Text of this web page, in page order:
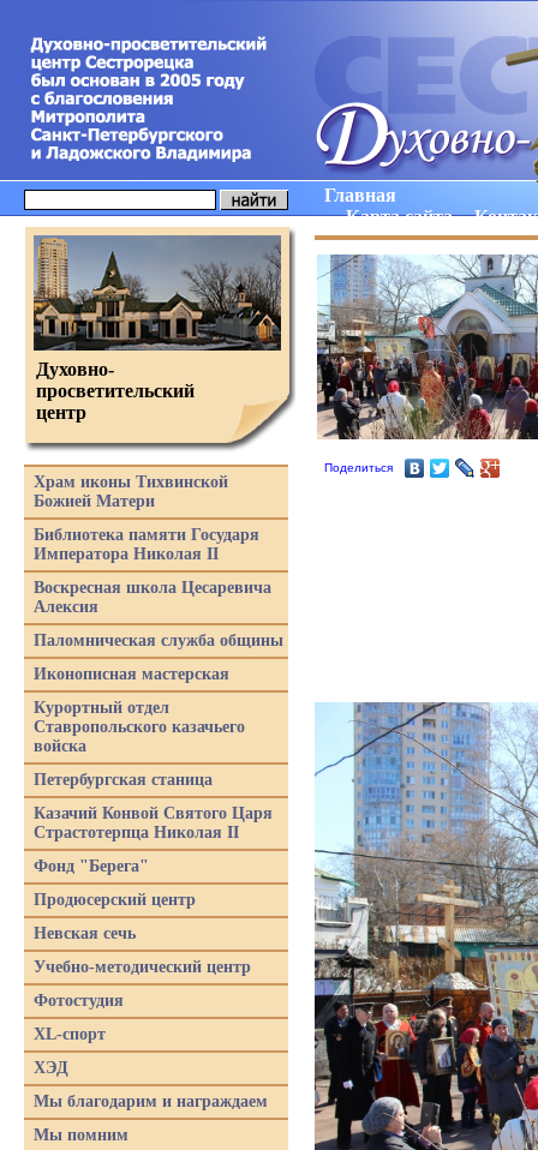
Главная
Карта сайта
Поделиться
Духовно-
просветительский
центр
Храм иконы Тихвинской
Божией Матери
Библиотека памяти Государя
Императора Николая II
Воскресная школа Цесаревича
Алексия
Паломническая служба общины
Иконописная мастерская
Курортный отдел
Ставропольского казачьего
войска
Петербургская станица
Казачий Конвой Святого Царя
Страстотерпца Николая II
Фонд "Берега"
Продюсерский центр
Невская сечь
Учебно-методический центр
Фотостудия
XL-спорт
ХЭД
Мы благодарим и награждаем
Мы помним